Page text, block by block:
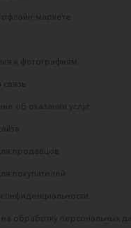
офлайн-маркете
к фотографиям
об оказании услуг
продавцов
покупателей
обработку персональных